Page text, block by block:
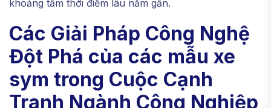
khoảng tầm thời điểm lâu năm gần.
Các Giải Pháp Công Nghệ
Đột Phá của các mẫu xe
sym trong Cuộc Cạnh
Tranh Ngành Công Nghiệp